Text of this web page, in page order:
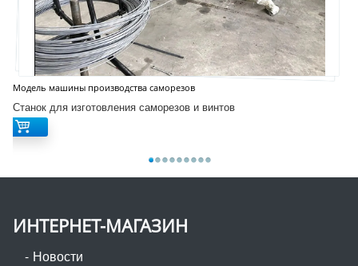
Модель машины производства саморезов
Станок для изготовления саморезов и винтов
ИНТЕРНЕТ-МАГАЗИН
Новости